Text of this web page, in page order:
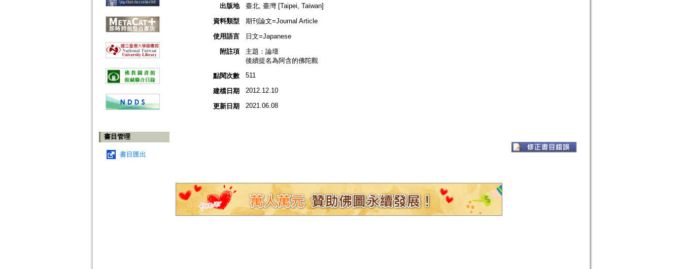
書目管理
書目匯出
出版地
臺北, 臺灣 [Taipei, Taiwan]
資料類型
期刊論文=Journal Article
使用語言
日文=Japanese
附註項
主題：論壇
後續提名為阿含的佛陀觀
點閱次數
511
建檔日期 2012.12.10
更新日期 2021.06.08